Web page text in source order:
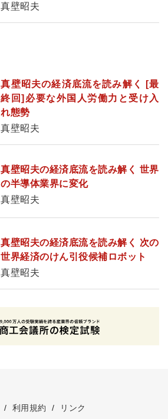
真壁昭夫
真壁昭夫の経済底流を読み解く [最
終回]必要な外国人労働力と受け入
れ態勢
真壁昭夫
真壁昭夫の経済底流を読み解く 世界
の半導体業界に変化
真壁昭夫
真壁昭夫の経済底流を読み解く 次の
世界経済のけん引役候補ロボット
真壁昭夫
/ 利用規約 / リンク